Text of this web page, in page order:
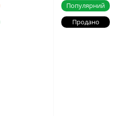
Популярний
Продано